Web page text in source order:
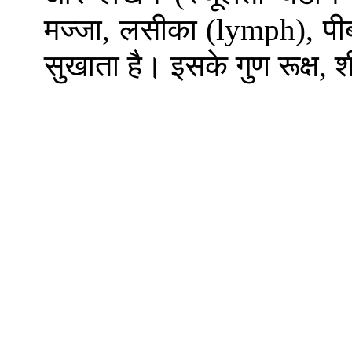
मज्जा, लसीका (lymph),
सुखाता है। इसके गुण रूक्ष,